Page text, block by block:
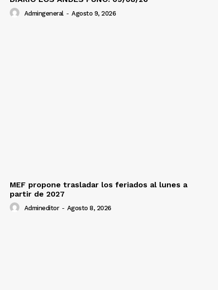
Admingeneral - Agosto 9, 2026
MEF propone trasladar los feriados al lunes a
partir de 2027
Admineditor - Agosto 8, 2026